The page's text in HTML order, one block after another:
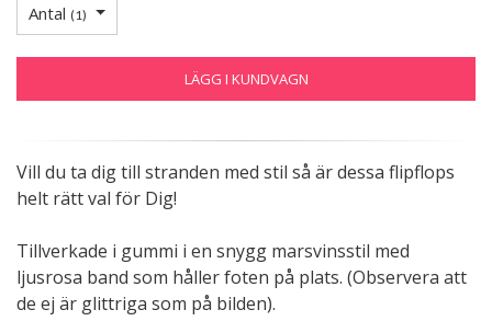
Antal (1)
LÄGG I KUNDVAGN
Vill du ta dig till stranden med stil så är dessa flipflops
helt rätt val för Dig!
Tillverkade i gummi i en snygg marsvinsstil med
ljusrosa band som håller foten på plats. (Observera att
de ej är glittriga som på bilden).